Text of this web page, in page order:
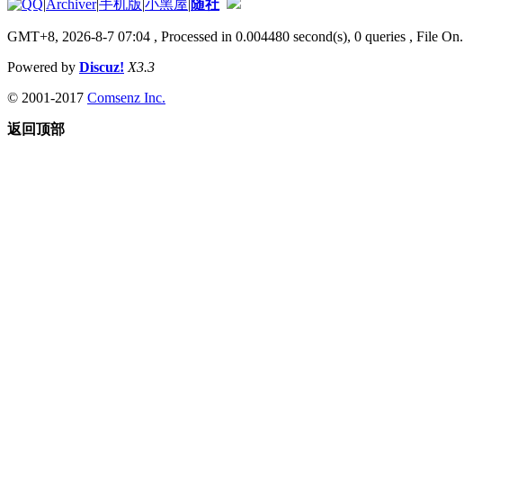
|Archiver|手机版|小黑屋|随社
GMT+8, 2026-8-7 07:04 , Processed in 0.004480 second(s), 0 queries , File On.
Powered by Discuz! X3.3
© 2001-2017 Comsenz Inc.
返回顶部